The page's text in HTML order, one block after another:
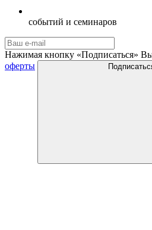
событий и семинаров
Нажимая кнопку «Подписаться» Вы
оферты